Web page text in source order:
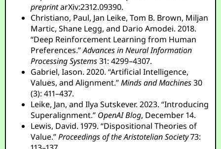
preprintarXiv:2312.09390.
Christiano, Paul, Jan Leike, Tom B. Brown, Miljan
Martic, Shane Legg, and Dario Amodei. 2018.
“Deep Reinforcement Learning from Human
Preferences.”Advances in Neural Information
Processing Systems31: 4299–4307.
Gabriel, Iason. 2020. “Artificial Intelligence,
Values, and Alignment.”Minds and Machines30
(3): 411–437.
Leike, Jan, and Ilya Sutskever. 2023. “Introducing
Superalignment.” OpenAI Blog, December 14.
Lewis, David. 1979. “Dispositional Theories of
Value.”Proceedings of the Aristotelian Society73: